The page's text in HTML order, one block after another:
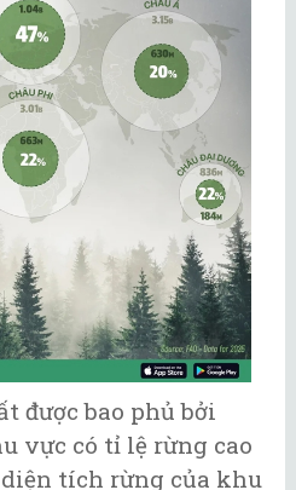
được bao phủ bởi
vực có tỉ lệ rừng cao
tích rừng của khu